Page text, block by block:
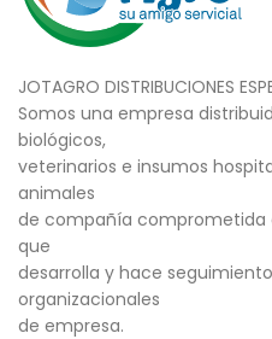
JOTAGRO DISTRIBUCIONES
Somos una empresa
biológicos,
veterinarios e insumos
animales
de compañía comprometida
que
desarrolla y hace
organizacionales
de empresa.